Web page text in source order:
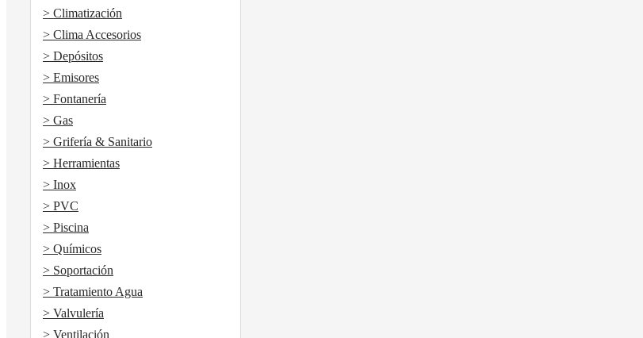
> Climatización
> Clima Accesorios
> Depósitos
> Emisores
> Fontanería
> Gas
> Grifería & Sanitario
> Herramientas
> Inox
> PVC
> Piscina
> Químicos
> Soportación
> Tratamiento Agua
> Valvulería
> Ventilación